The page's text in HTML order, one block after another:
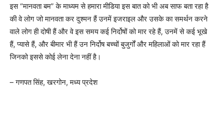
इस “मानवता बम” के माध्यम से हमारा मीडिया इस बात को भी अब साफ बता रहा है
की वे लोग जो मानवता कर दुश्मन हैं उनमें इजराइल और उसके का समर्थन करने
वाले लोग ही दोषी हैं और वे इस समय कई निर्दोषों को मार रहे हैं, उनमें से कई भूखे
हैं, प्यासे हैं, और बीमार भी हैं उन निर्दोष बच्चों बुजुर्गों और महिलाओं को मार रहा हैं
जिनको इससे कोई लेना देना नहीं है।
– गणपत सिंह, खरगोन, मध्य प्रदेश